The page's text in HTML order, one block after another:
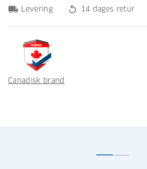
local_shipping Levering replay 14 dages retur
Canadisk brand